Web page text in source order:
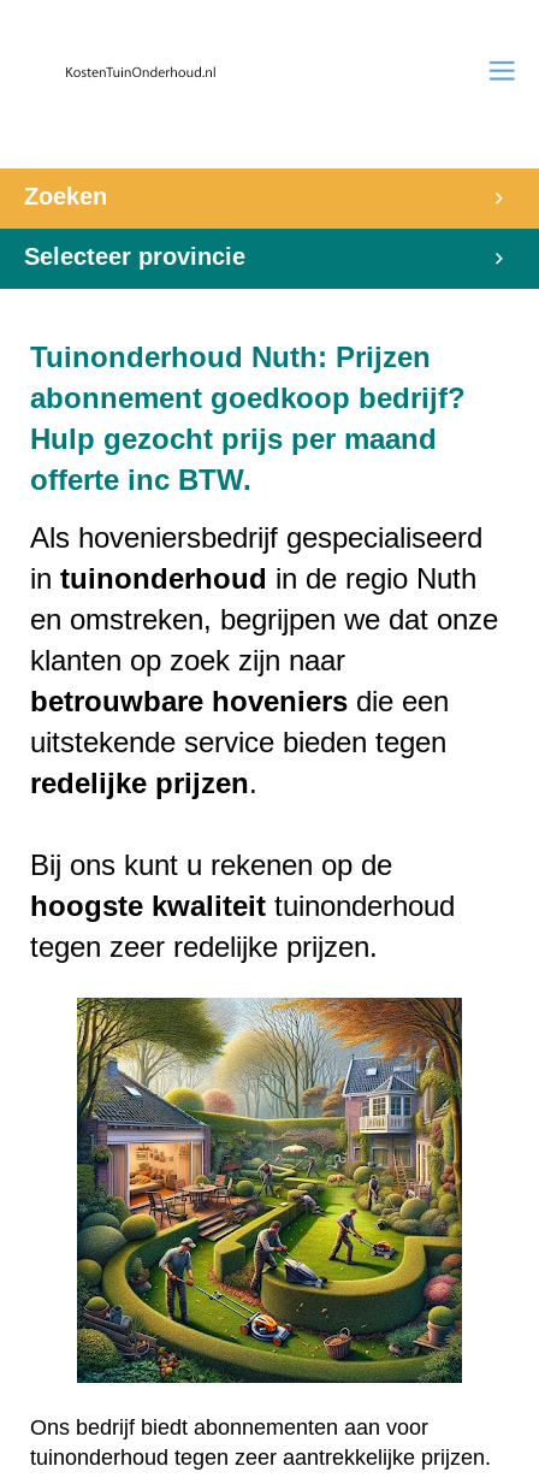
Zoeken
Selecteer provincie
Tuinonderhoud Nuth: Prijzen
abonnement goedkoop bedrijf?
Hulp gezocht prijs per maand
offerte inc BTW.
Als hoveniersbedrijf gespecialiseerd
in tuinonderhoud in de regio Nuth
en omstreken, begrijpen we dat onze
klanten op zoek zijn naar
betrouwbare hoveniers die een
uitstekende service bieden tegen
redelijke prijzen.
Bij ons kunt u rekenen op de
hoogste kwaliteit tuinonderhoud
tegen zeer redelijke prijzen.
Ons bedrijf biedt abonnementen aan voor
tuinonderhoud tegen zeer aantrekkelijke prijzen.